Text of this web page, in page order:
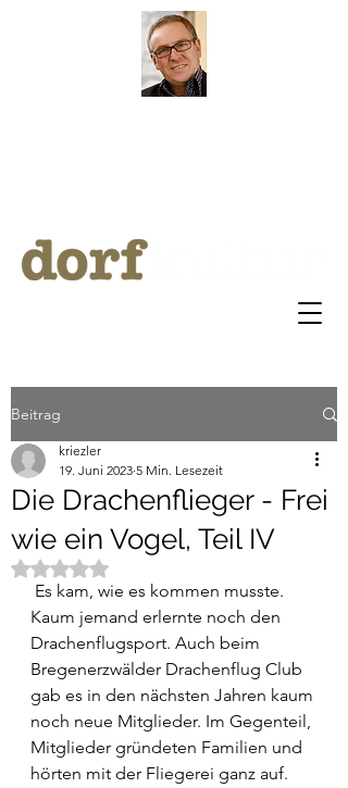
Beitrag
Die Drachenflieger - Frei
wie ein Vogel, Teil IV
kriezler
19. Juni 2023 5 Min. Lesezeit
Mit NaN von 5 Sternen bewertet.
Kaum jemand erlernte noch den
Drachenflugsport. Auch beim
Bregenerzwälder Drachenflug Club
gab es in den nächsten Jahren kaum
noch neue Mitglieder. Im Gegenteil,
Mitglieder gründeten Familien und
hörten mit der Fliegerei ganz auf.